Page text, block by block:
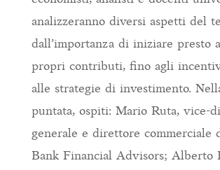
analizzeranno diversi aspetti del
dall’importanza di iniziare presto
propri contributi, fino agli
alle strategie di investimento.
puntata, ospiti: Mario Ruta, vice-
generale e direttore commerciale
Bank Financial Advisors; Alberto